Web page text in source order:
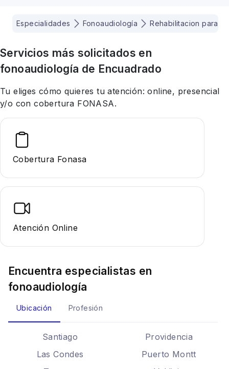
Especialidades Fonoaudiología Rehabilitacion para
Servicios más solicitados en
fonoaudiología de Encuadrado
Tu eliges cómo quieres tu atención: online, presencial
y/o con cobertura FONASA.
Cobertura Fonasa
Atención Online
Encuentra especialistas en
fonoaudiología
Ubicación Profesión
Santiago
Providencia
Las Condes
Puerto Montt